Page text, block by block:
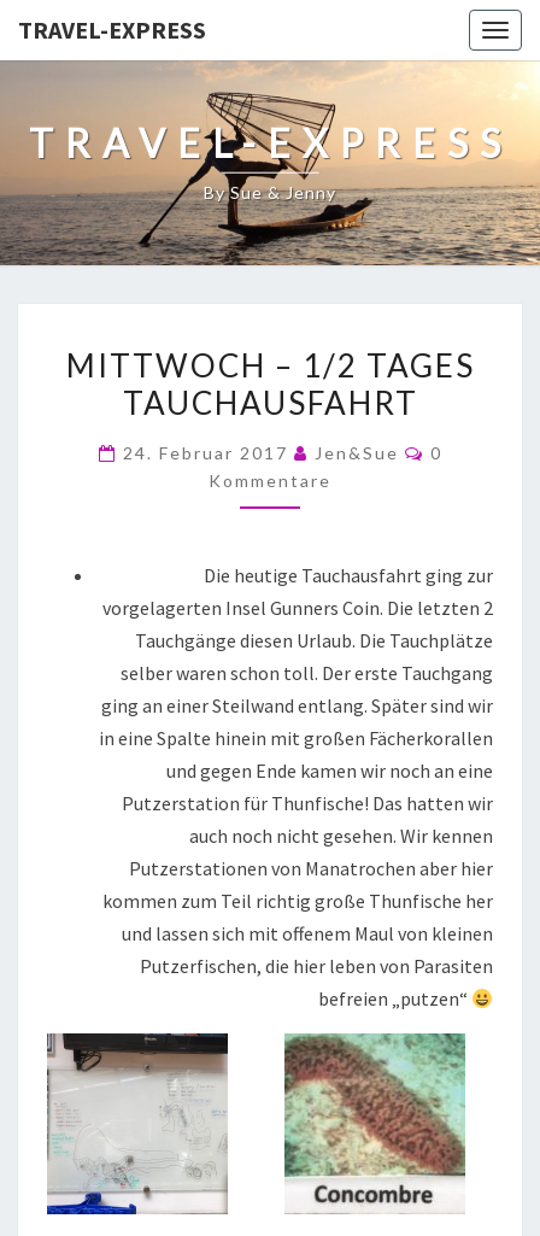
TRAVEL-EXPRESS
TRAVEL-EXPRESS
By Sue & Jenny
MITTWOCH – 1/2 TAGES
TAUCHAUSFAHRT
24. Februar 2017 Jen&Sue
0
Kommentare
Die heutige Tauchausfahrt ging zur
vorgelagerten Insel Gunners Coin. Die letzten 2
Tauchgänge diesen Urlaub. Die Tauchplätze
selber waren schon toll. Der erste Tauchgang
ging an einer Steilwand entlang. Später sind wir
in eine Spalte hinein mit großen Fächerkorallen
und gegen Ende kamen wir noch an eine
Putzerstation für Thunfische! Das hatten wir
auch noch nicht gesehen. Wir kennen
Putzerstationen von Manatrochen aber hier
kommen zum Teil richtig große Thunfische her
und lassen sich mit offenem Maul von kleinen
Putzerfischen, die hier leben von Parasiten
befreien „putzen“